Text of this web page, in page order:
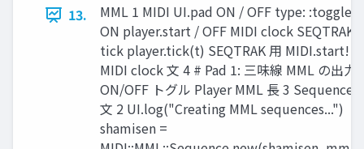
13.
MML 1 MIDI UI.pad ON / OFF type: :toggle
ON player.start / OFF MIDI clock SEQTRAK
tick player.tick(t) SEQTRAK 用 MIDI.start!
MIDI clock 文 4 # Pad 1: 三味線 MML の出力
ON/OFF トグル Player MML 長 3 Sequence
文 2 UI.log("Creating MML sequences...")
shamisen =